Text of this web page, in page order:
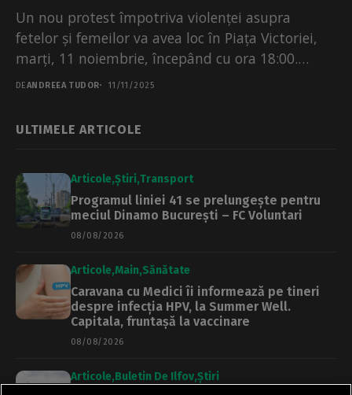
Un nou protest împotriva violenței asupra
fetelor și femeilor va avea loc în Piața Victoriei,
marți, 11 noiembrie, începând cu ora 18:00.
Manifestația...
DEANDREEA TUDOR 11/11/2025
ULTIMELE ARTICOLE
Articole Știri Transport
Programul liniei 41 se prelungește pentru
meciul Dinamo București – FC Voluntari
08/08/2026
Articole Main Sănătate
Caravana cu Medici îi informează pe tineri
despre infecția HPV, la Summer Well.
Capitala, fruntașă la vaccinare
08/08/2026
Articole Buletin De Ilfov Știri